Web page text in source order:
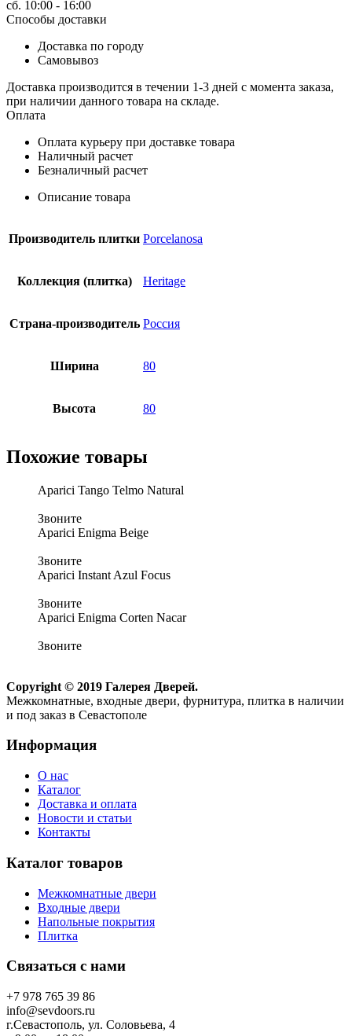
сб. 10:00 - 16:00
Способы доставки
Доставка по городу
Самовывоз
Доставка производится в течении 1-3 дней с момента заказа,
при наличии данного товара на складе.
Оплата
Оплата курьеру при доставке товара
Наличный расчет
Безналичный расчет
Описание товара
Производитель плитки Porcelanosa
Коллекция (плитка) Heritage
Страна-производитель Россия
Ширина 80
Высота 80
Похожие товары
Aparici Tango Telmo Natural
Звоните
Aparici Enigma Beige
Звоните
Aparici Instant Azul Focus
Звоните
Aparici Enigma Corten Nacar
Звоните
Copyright © 2019 Галерея Дверей.
Межкомнатные, входные двери, фурнитура, плитка в наличии
и под заказ в Севастополе
Информация
О нас
Каталог
Доставка и оплата
Новости и статьи
Контакты
Каталог товаров
Межкомнатные двери
Входные двери
Напольные покрытия
Плитка
Связаться с нами
+7 978 765 39 86
info@sevdoors.ru
г.Севастополь, ул. Соловьева, 4